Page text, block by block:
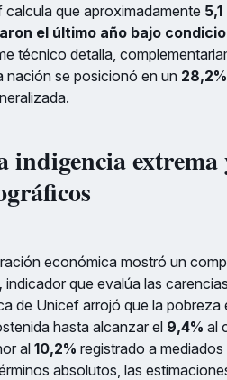
que aproximadamente
el último año bajo
técnico detalla,
nación se posicionó en un
indigencia
económica mostró un
indicador que evalúa las
de Unicef arrojó que la pobreza
hasta alcanzar el 9,4% al
al 10,2% registrado a
absolutos, las